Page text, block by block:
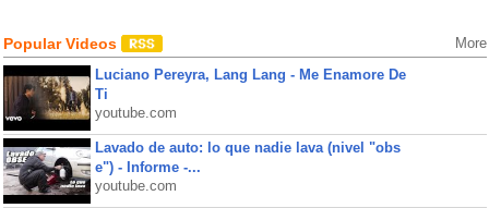
Popular Videos More
Luciano Pereyra, Lang Lang - Me Enamore De
Ti
youtube.com
Lavado de auto: lo que nadie lava (nivel "obs
e") - Informe -...
youtube.com